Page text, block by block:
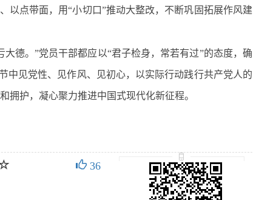
以点带面，用“小切口”推动大整改，不断巩固拓展作风建
德。”党员干部都应以“君子检身，常若有过”的态度，确
中见党性、见作风、见初心，以实际行动践行共产党人的
拥护，凝心聚力推进中国式现代化新征程。
36